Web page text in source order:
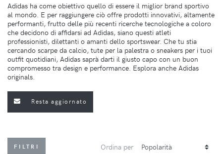
Adidas ha come obiettivo quello di essere il miglior brand sportivo
al mondo. E per raggiungere ciò offre prodotti innovativi, altamente
performanti, frutto delle più recenti ricerche tecnologiche a coloro
che decidono di affidarsi ad Adidas, siano questi atleti
professionisti, dilettanti o amanti dello sportswear. Che tu stia
cercando scarpe da calcio, tute per la palestra o sneakers per i tuoi
outfit quotidiani, Adidas saprà darti il giusto capo con un buon
compromesso tra design e performance. Esplora anche Adidas
originals.
Resta aggiornato
FILTRI Ordina per